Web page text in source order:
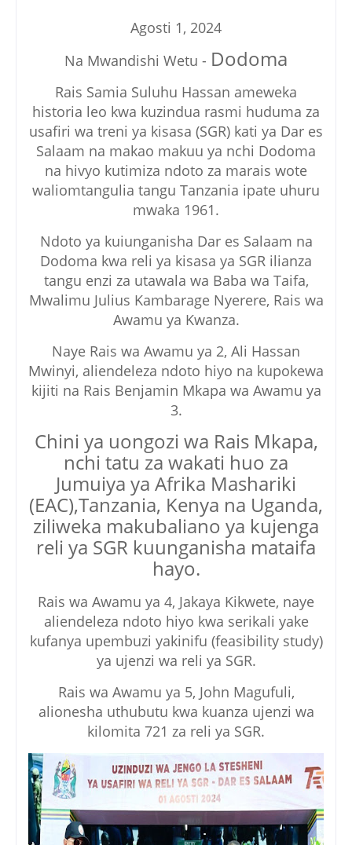
Agosti 1, 2024
Na Mwandishi Wetu - Dodoma
Rais Samia Suluhu Hassan ameweka
historia leo kwa kuzindua rasmi huduma za
usafiri wa treni ya kisasa (SGR) kati ya Dar es
Salaam na makao makuu ya nchi Dodoma
na hivyo kutimiza ndoto za marais wote
waliomtangulia tangu Tanzania ipate uhuru
mwaka 1961.
Ndoto ya kuiunganisha Dar es Salaam na
Dodoma kwa reli ya kisasa ya SGR ilianza
tangu enzi za utawala wa Baba wa Taifa,
Mwalimu Julius Kambarage Nyerere, Rais wa
Awamu ya Kwanza.
Naye Rais wa Awamu ya 2, Ali Hassan
Mwinyi, aliendeleza ndoto hiyo na kupokewa
kijiti na Rais Benjamin Mkapa wa Awamu ya
3.
Chini ya uongozi wa Rais Mkapa,
nchi tatu za wakati huo za
Jumuiya ya Afrika Mashariki
(EAC),Tanzania, Kenya na Uganda,
ziliweka makubaliano ya kujenga
reli ya SGR kuunganisha mataifa
hayo.
Rais wa Awamu ya 4, Jakaya Kikwete, naye
aliendeleza ndoto hiyo kwa serikali yake
kufanya upembuzi yakinifu (feasibility study)
ya ujenzi wa reli ya SGR.
Rais wa Awamu ya 5, John Magufuli,
alionesha uthubutu kwa kuanza ujenzi wa
kilomita 721 za reli ya SGR.